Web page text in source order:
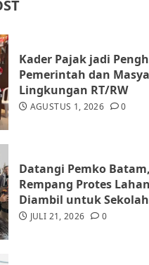
Kader Pajak jadi
Pemerintah dan
Lingkungan RT/RW
AGUSTUS 1, 2026 0
Datangi Pemko
Rempang Protes
Diambil untuk
JULI 21, 2026 0